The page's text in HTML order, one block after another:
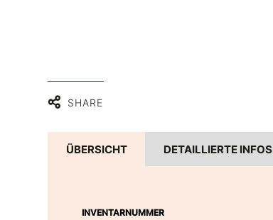
SHARE
ÜBERSICHT DETAILLIERTE INFOS
INVENTARNUMMER